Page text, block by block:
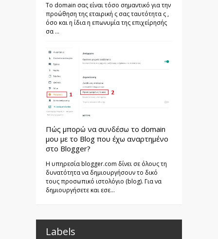
Το domain σας είναι τόσο σημαντικό για την
προώθηση της εταιρική ς σας ταυτότητα ς ,
όσο και η ίδια η επωνυμία της επιχείρησής
σα ...
Πώς μπορώ να συνδέσω το domain
μου με το Blog που έχω αναρτημένο
στο Blogger?
Η υπηρεσία blogger.com δίνει σε όλους τη
δυνατότητα να δημιουργήσουν το δικό
τους προσωπικό ιστολόγιο (blog). Για να
δημιουργήσετε και εσε...
Labels